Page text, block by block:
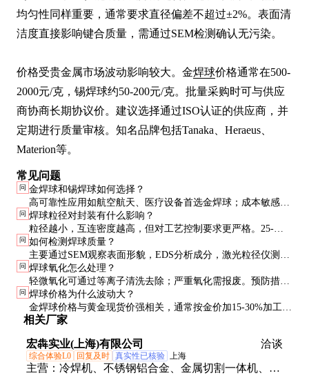
均匀性同样重要，通常要求直径偏差不超过±2%。表面清
洁度直接影响键合质量，需通过SEM检测确认无污染。
价格受贵金属市场波动影响较大。金焊球价格通常在500-
2000元/克，锡焊球约50-200元/克。批量采购时可与供应
商协商长期协议价。建议选择通过ISO认证的供应商，并
定期进行质量审核。知名品牌包括Tanaka、Heraeus、
Materion等。
常见问题
问 金焊球和锡焊球如何选择？
高可靠性应用如航空航天、医疗设备首选金焊球；成本敏感型
产品如消费电子可选用锡焊球。金焊球性能更稳定但成本高10
倍以上。
问 焊球粒径对封装有什么影响？
粒径越小，互连密度越高，但对工艺控制要求更严格。25-
50μm焊球需要高精度贴装设备，良率管理是关键。
问 如何检测焊球质量？
主要通过SEM观察表面形貌，EDS分析成分，激光粒径仪测量
尺寸分布。键合拉力测试是最终性能验证手段。
问 焊球氧化怎么处理？
轻微氧化可通过等离子清洗去除；严重氧化需报废。预防措施
包括充氮储存、控制环境湿度、缩短开封后使用时间。
问 焊球价格为什么波动大？
金焊球价格与黄金现货价强相关，通常按金价加15-30%加工
费。锡价波动也会影响锡焊球成本，但幅度较小。
相关厂家
宏犇实业(上海)有限公司 洽谈
综合体验L0 回复及时 真实性已核验 上海
主营： 冷焊机、不锈钢铝合金、金属切割一体机、导